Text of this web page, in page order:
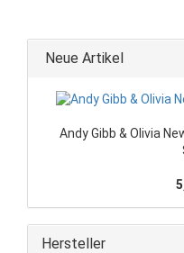
Neue Artikel
Andy Gibb & Olivia
Hersteller